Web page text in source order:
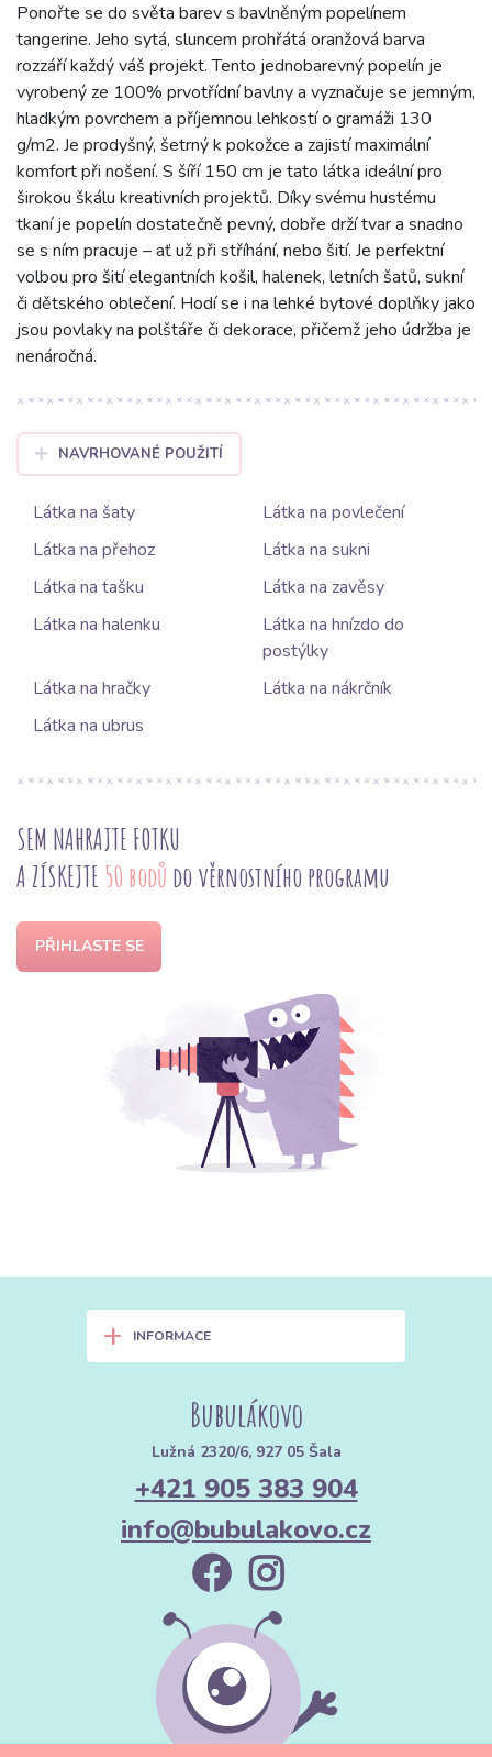
Ponořte se do světa barev s bavlněným popelínem
tangerine. Jeho sytá, sluncem prohřátá oranžová barva
rozzáří každý váš projekt. Tento jednobarevný popelín je
vyrobený ze 100% prvotřídní bavlny a vyznačuje se jemným,
hladkým povrchem a příjemnou lehkostí o gramáži 130
g/m2. Je prodyšný, šetrný k pokožce a zajistí maximální
komfort při nošení. S šíří 150 cm je tato látka ideální pro
širokou škálu kreativních projektů. Díky svému hustému
tkaní je popelín dostatečně pevný, dobře drží tvar a snadno
se s ním pracuje – ať už při stříhání, nebo šití. Je perfektní
volbou pro šití elegantních košil, halenek, letních šatů, sukní
či dětského oblečení. Hodí se i na lehké bytové doplňky jako
jsou povlaky na polštáře či dekorace, přičemž jeho údržba je
nenáročná.
NAVRHOVANÉ POUŽITÍ
Látka na šaty
Látka na povlečení
Látka na přehoz
Látka na sukni
Látka na tašku
Látka na zavěsy
Látka na halenku
Látka na hnízdo do
postýlky
Látka na hračky
Látka na nákrčník
Látka na ubrus
SEM NAHRAJTE FOTKU
A ZÍSKEJTE 50 bodů do věrnostního programu
PŘIHLASTE SE
+ INFORMACE
Bubulákovo
Lužná 2320/6, 927 05 Šala
+421 905 383 904
info@bubulakovo.cz